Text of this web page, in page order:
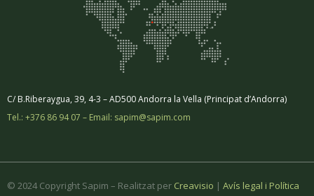
C/ B.Riberaygua, 39, 4-3 – AD500 Andorra la Vella (Principat d’Andorra)
Tel.: +376 86 94 07 – Email: sapim@sapim.com
© 2024 Copyright Sapim – Realitzat per Creavisio | Avís legal i Política